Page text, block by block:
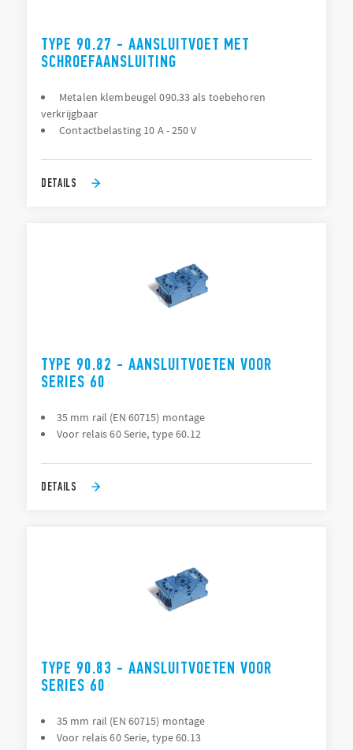
TYPE 90.27 - AANSLUITVOET MET
SCHROEFAANSLUITING
Metalen klembeugel 090.33 als toebehoren
verkrijgbaar
Contactbelasting 10 A - 250 V
DETAILS
TYPE 90.82 - AANSLUITVOETEN VOOR
SERIES 60
35 mm rail (EN 60715) montage
Voor relais 60 Serie, type 60.12
DETAILS
TYPE 90.83 - AANSLUITVOETEN VOOR
SERIES 60
35 mm rail (EN 60715) montage
Voor relais 60 Serie, type 60.13